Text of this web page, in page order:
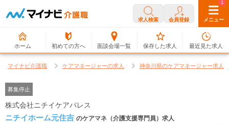
求人検索 会員登録 メニュー
ホーム 初めての方へ 面談会場一覧
0
保存した求人
1
最近見た求人
マイナビ介護職 ケアマネージャーの求人 神奈川県のケアマネージャー求人
募集停止
株式会社ニチイケアパレス
ニチイホーム元住吉 のケアマネ（介護支援専門員）求人